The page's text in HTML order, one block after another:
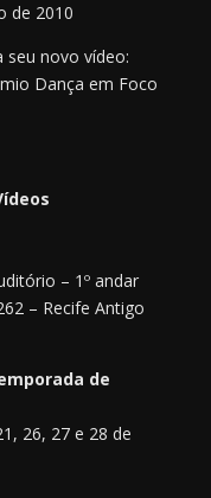
de 2010
seu novo vídeo:
Dança em Foco
– 1º andar
– Recife Antigo
de
26, 27 e 28 de